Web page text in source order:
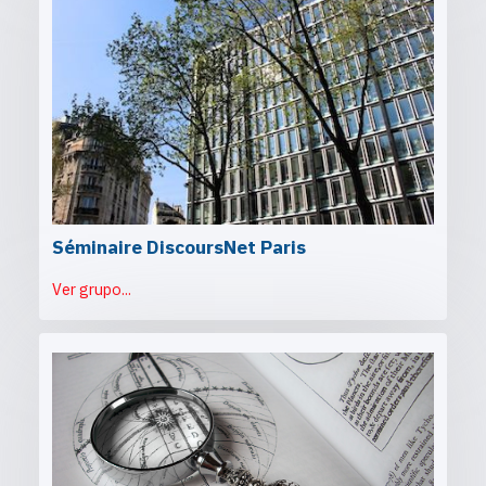
Séminaire DiscoursNet Paris
Ver grupo...